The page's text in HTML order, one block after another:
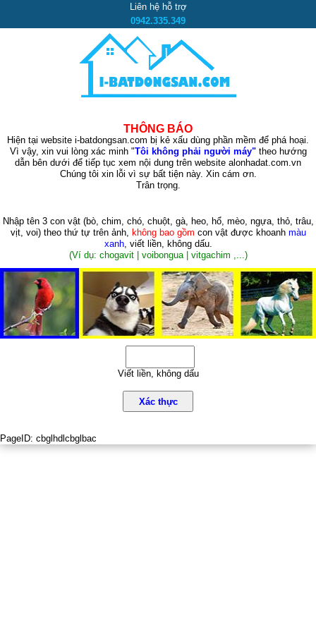
Liên hệ hỗ trợ
0942.335.349
THÔNG BÁO
Hiện tại website i-batdongsan.com bị kẻ xấu dùng phần mềm để phá hoại.
Vì vậy, xin vui lòng xác minh "Tôi không phải người máy"theo hướng
dẫn bên dưới để tiếp tục xem nội dung trên website alonhadat.com.vn
Chúng tôi xin lỗi vì sự bất tiện này. Xin cám ơn.
Trân trọng.
Nhập tên 3 con vật (bò, chim, chó, chuột, gà, heo, hổ, mèo, ngựa, thỏ, trâu,
vịt, voi)theo thứ tự trên ảnh, không bao gồm con vật được khoanh màu
xanh, viết liền, không dấu.
(Ví dụ: chogavit | voibongua | vitgachim ,...)
Viết liền, không dấu
Xác thực
PageID: cbglhdlcbglbac